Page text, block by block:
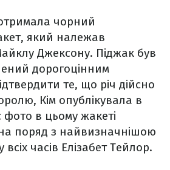
чорний
який належав
Джексону. Піджак був
дорогоцінним
те, що річ дійсно
Кім опублікувала в
фото в цьому жакеті
поряд з найвизначнішою
всіх часів Елізабет Тейлор.